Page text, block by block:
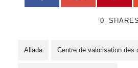
0 SHARES
Allada Centre de valorisation des